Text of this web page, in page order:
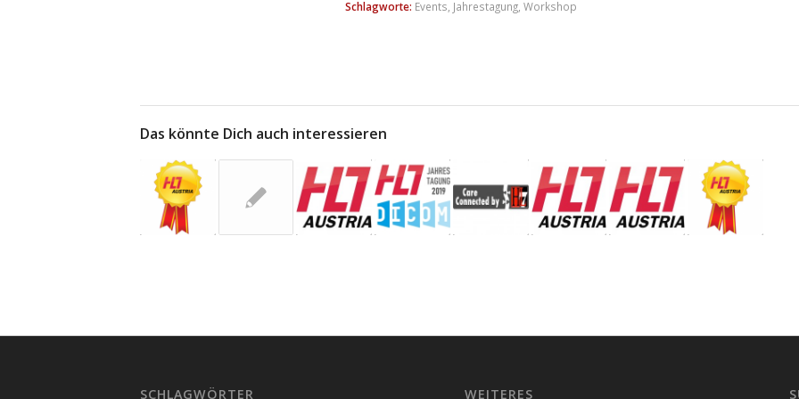
Schlagworte: Events, Jahrestagung, Workshop
Das könnte Dich auch interessieren
SCHLAGWÖRTER WEITERES